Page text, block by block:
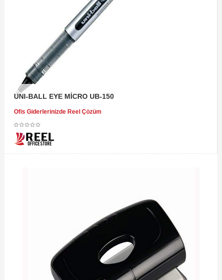
UNI-BALL EYE MİCRO UB-150
Ofis Giderlerinizde Reel Çözüm